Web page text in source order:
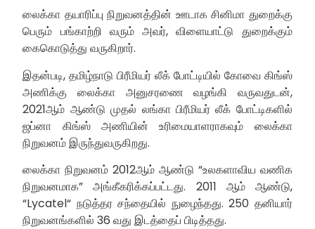
லைக்கா தயாரிப்பு நிறுவனத்தின் ஊடாக சினிமா துறைக்கு
பெரும் பங்காற்றி வரும் அவர், விளையாட்டு துறைக்கும்
கைகொடுத்து வருகிறார்.
இதன்படி, தமிழ்நாடு பிரீமியர் லீக் போட்டியில் கோவை கிங்ஸ்
அணிக்கு லைக்கா அனுசரணை வழங்கி வருவதுடன்,
2021ஆம் ஆண்டு முதல் லங்கா பிரீமியர் லீக் போட்டிகளில்
ஜப்னா கிங்ஸ் அணியின் உரிமையாளராகவும் லைக்கா
நிறுவனம் இருந்துவருகிறது.
லைக்கா நிறுவனம் 2012ஆம் ஆண்டு “உலகளாவிய வணிக
நிறுவனமாக” அங்கீகரிக்கப்பட்டது. 2011 ஆம் ஆண்டு,
“Lycatel“ நடுத்தர சந்தையில் நுழைந்தது. 250 தனியார்
நிறுவனங்களில் 36 வது இடத்தைப் பிடித்தது.